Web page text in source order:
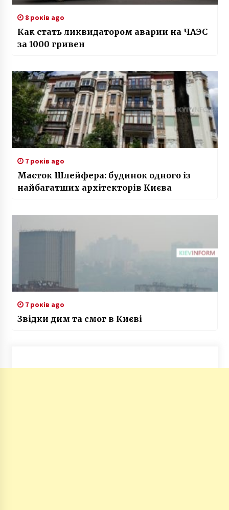
8 років ago
Как стать ликвидатором аварии на ЧАЭС
за 1000 гривен
7 років ago
Маєток Шлейфера: будинок одного із
найбагатших архітекторів Києва
7 років ago
Звідки дим та смог в Києві